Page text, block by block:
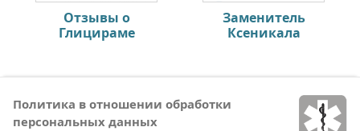
Отзывы о
Глицираме
Заменитель
Ксеникала
Политика в отношении обработки
персональных данных